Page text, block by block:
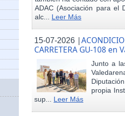
ADAC (Asociación para el
alc... Leer Más
15-07-2026 |
CARRETERA GU-108 en
Junto a
propia
sup... Leer Más